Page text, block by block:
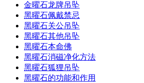
金曜石龙牌吊坠
黑曜石佩戴禁忌
黑曜石关公吊坠
黑曜石其他吊坠
黑曜石本命佛
黑曜石消磁净化方法
黑曜石狐狸吊坠
黑曜石的功能和作用